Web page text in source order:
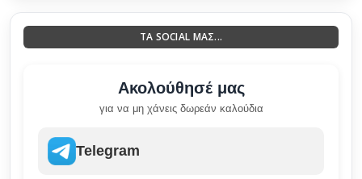
ΤΑ SOCIAL ΜΑΣ...
Ακολούθησέ μας
για να μη χάνεις δωρεάν καλούδια
Telegram